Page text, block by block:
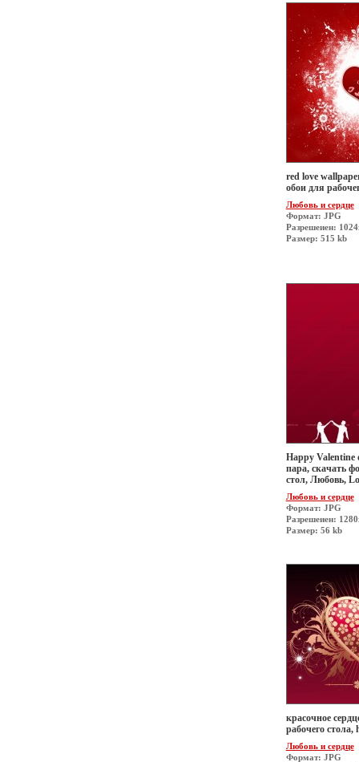
red love
обои для
Любовь и сердце
Формат: JPG
Разрешеиен:
Размер: 515 kb
Happy
пара, скачать
стол, Любовь,
Любовь и сердце
Формат: JPG
Разрешеиен:
Размер: 56 kb
красочное
рабочего
Любовь и сердце
Формат: JPG